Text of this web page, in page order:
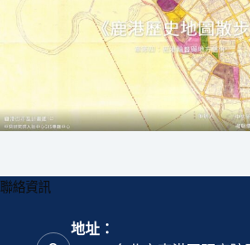
聯絡資訊
地址：